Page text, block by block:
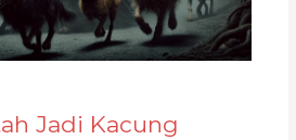
Jadi Kacung